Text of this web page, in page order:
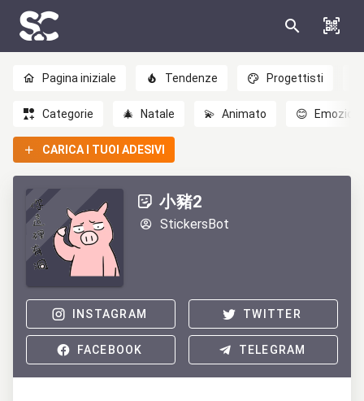
Pagina iniziale Tendenze Progettisti
Categorie 🎄 Natale 💫 Animato 😊 Emozioni
CARICA I TUOI ADESIVI
小豬2
StickersBot
INSTAGRAM TWITTER
FACEBOOK TELEGRAM